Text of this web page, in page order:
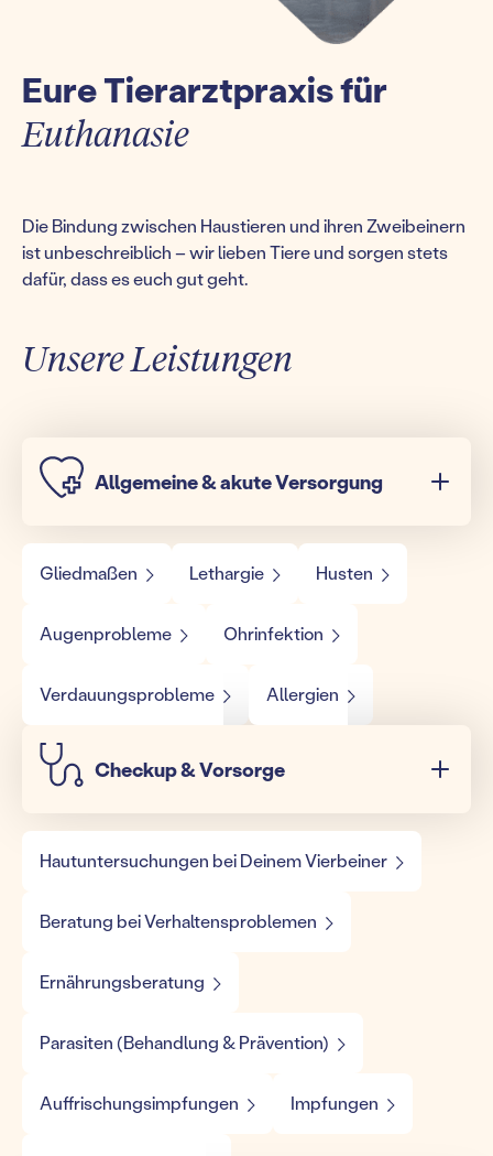
Eure Tierarztpraxis für
Euthanasie
Die Bindung zwischen Haustieren und ihren Zweibeinern
ist unbeschreiblich – wir lieben Tiere und sorgen stets
dafür, dass es euch gut geht.
Unsere Leistungen
Allgemeine & akute Versorgung
Gliedmaßen Lethargie Husten
Augenprobleme Ohrinfektion
Verdauungsprobleme Allergien
Checkup & Vorsorge
Hautuntersuchungen bei Deinem Vierbeiner
Beratung bei Verhaltensproblemen
Ernährungsberatung
Parasiten (Behandlung & Prävention)
Auffrischungsimpfungen Impfungen